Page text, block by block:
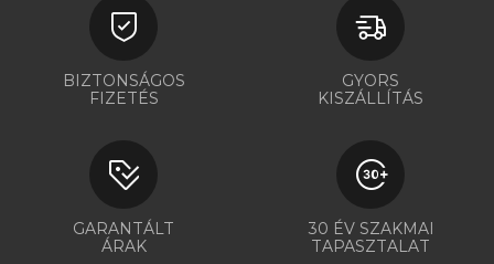
BIZTONSÁGOS
FIZETÉS
GYORS
KISZÁLLÍTÁS
GARANTÁLT
ÁRAK
30 ÉV SZAKMAI
TAPASZTALAT